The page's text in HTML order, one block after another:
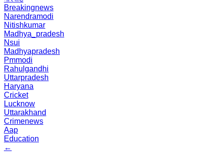
Breakingnews
Narendramodi
Nitishkumar
Madhya_pradesh
Nsui
Madhyapradesh
Pmmodi
Rahulgandhi
Uttarpradesh
Haryana
Cricket
Lucknow
Uttarakhand
Crimenews
Aap
Education
←